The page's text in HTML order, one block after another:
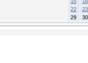
22
23
29
30